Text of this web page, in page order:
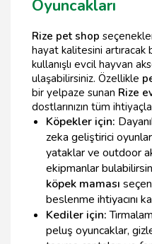
Oyuncakları
Rize pet shop
hayat kalitesini
kullanışlı evcil hayvan
ulaşabilirsiniz. Özellikle
bir yelpaze sunan Rize
dostlarınızın tüm
Köpekler için:
zeka geliştirici
yataklar ve outdoor
ekipmanlar
köpek maması
beslenme ihtiyacını
Kediler için:
peluş oyuncaklar,